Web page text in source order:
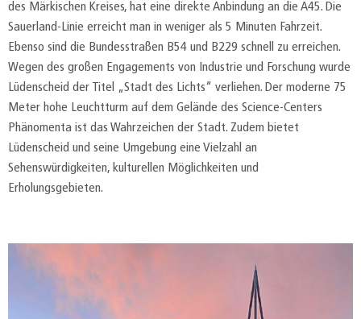
des Märkischen Kreises, hat eine direkte Anbindung an die A45. Die
Sauerland-Linie erreicht man in weniger als 5 Minuten Fahrzeit.
Ebenso sind die Bundesstraßen B54 und B229 schnell zu erreichen.
Wegen des großen Engagements von Industrie und Forschung wurde
Lüdenscheid der Titel „Stadt des Lichts“ verliehen. Der moderne 75
Meter hohe Leuchtturm auf dem Gelände des Science-Centers
Phänomenta ist das Wahrzeichen der Stadt. Zudem bietet
Lüdenscheid und seine Umgebung eine Vielzahl an
Sehenswürdigkeiten, kulturellen Möglichkeiten und
Erholungsgebieten.